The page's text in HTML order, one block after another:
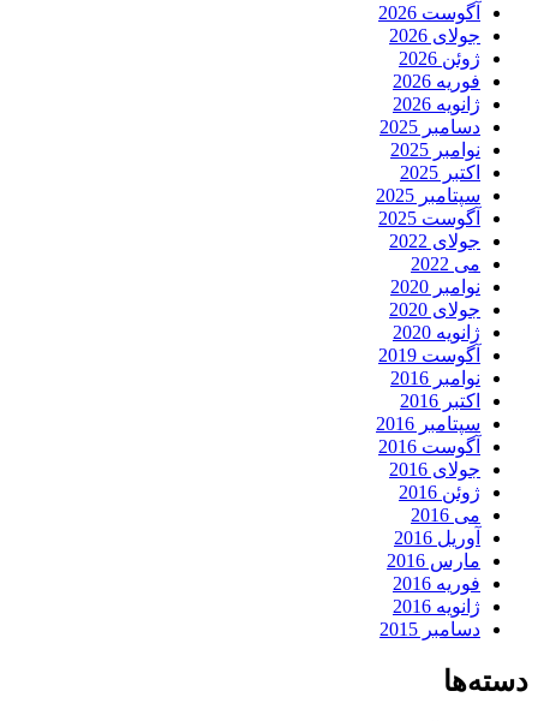
آگوست 2026
جولای 2026
ژوئن 2026
فوریه 2026
ژانویه 2026
دسامبر 2025
نوامبر 2025
اکتبر 2025
سپتامبر 2025
آگوست 2025
جولای 2022
می 2022
نوامبر 2020
جولای 2020
ژانویه 2020
آگوست 2019
نوامبر 2016
اکتبر 2016
سپتامبر 2016
آگوست 2016
جولای 2016
ژوئن 2016
می 2016
آوریل 2016
مارس 2016
فوریه 2016
ژانویه 2016
دسامبر 2015
دسته‌ها